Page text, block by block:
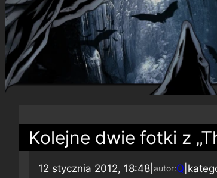
Kolejne dwie fotki z
12 stycznia 2012, 18:48 autor:Q